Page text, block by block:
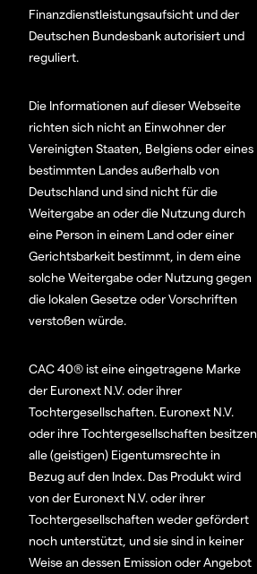
Finanzdienstleistungsaufsicht und der
Deutschen Bundesbank autorisiert und
reguliert.
Die Informationen auf dieser Webseite
richten sich nicht an Einwohner der
Vereinigten Staaten, Belgiens oder eines
bestimmten Landes außerhalb von
Deutschland und sind nicht für die
Weitergabe an oder die Nutzung durch
eine Person in einem Land oder einer
Gerichtsbarkeit bestimmt, in dem eine
solche Weitergabe oder Nutzung gegen
die lokalen Gesetze oder Vorschriften
verstoßen würde.
CAC 40® ist eine eingetragene Marke
der Euronext N.V. oder ihrer
Tochtergesellschaften. Euronext N.V.
oder ihre Tochtergesellschaften besitzen
alle (geistigen) Eigentumsrechte in
Bezug auf den Index. Das Produkt wird
von der Euronext N.V. oder ihrer
Tochtergesellschaften weder gefördert
noch unterstützt, und sie sind in keiner
Weise an dessen Emission oder Angebot